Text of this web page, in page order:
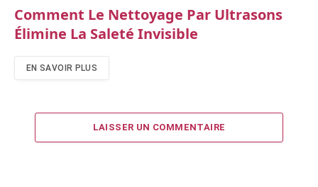
Comment Le Nettoyage Par Ultrasons
Élimine La Saleté Invisible
EN SAVOIR PLUS
LAISSER UN COMMENTAIRE